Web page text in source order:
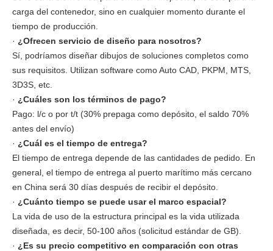
carga del contenedor, sino en cualquier momento durante el
tiempo de producción.
· ¿Ofrecen servicio de diseño para nosotros?
Sí, podríamos diseñar dibujos de soluciones completos como
sus requisitos. Utilizan software como Auto CAD, PKPM, MTS,
3D3S, etc.
· ¿Cuáles son los términos de pago?
Pago: l/c o por t/t (30% prepaga como depósito, el saldo 70%
antes del envío)
· ¿Cuál es el tiempo de entrega?
El tiempo de entrega depende de las cantidades de pedido. En
general, el tiempo de entrega al puerto marítimo más cercano
en China será 30 días después de recibir el depósito.
· ¿Cuánto tiempo se puede usar el marco espacial?
La vida de uso de la estructura principal es la vida utilizada
diseñada, es decir, 50-100 años (solicitud estándar de GB).
· ¿Es su precio competitivo en comparación con otras